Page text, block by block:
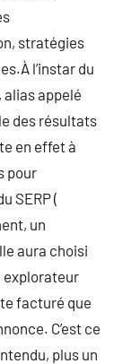
stratégies
l’instar du
alias appelé
des résultats
en effet à
pour
SERP (
un
aura choisi
explorateur
facturé que
C’est ce
plus un